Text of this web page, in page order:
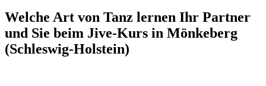
Welche Art von Tanz lernen Ihr Partner
und Sie beim Jive-Kurs in Mönkeberg
(Schleswig-Holstein)